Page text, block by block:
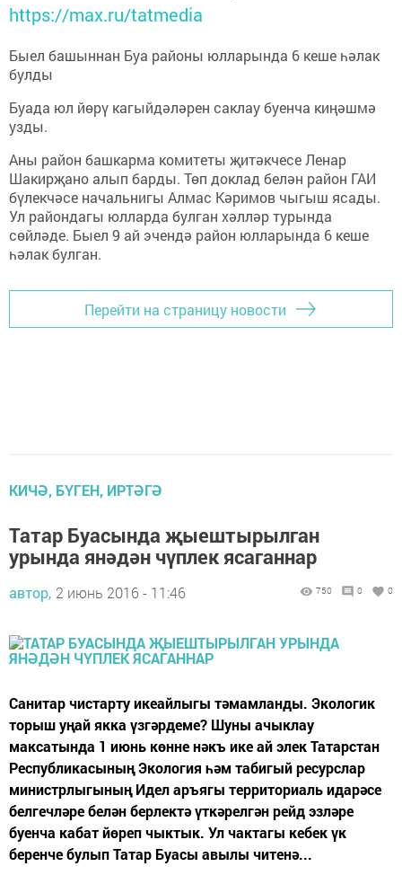
https://max.ru/tatmedia
Быел башыннан Буа районы юлларында 6 кеше һәлак
булды
Буада юл йөрү кагыйдәләрен саклау буенча киңәшмә
узды.
Аны район башкарма комитеты җитәкчесе Ленар
Шакирҗано алып барды. Төп доклад белән район ГАИ
бүлекчәсе начальнигы Алмас Кәримов чыгыш ясады.
Ул райондагы юлларда булган хәлләр турында
сөйләде. Быел 9 ай эчендә район юлларында 6 кеше
һәлак булган.
Перейти на страницу новости
КИЧӘ, БҮГЕН, ИРТӘГӘ
Татар Буасында җыештырылган
урында янәдән чүплек ясаганнар
автор, 2 июнь 2016 - 11:46 750 0 0
Санитар чистарту икеайлыгы тәмамланды. Экологик
торыш уңай якка үзгәрдеме? Шуны ачыклау
максатында 1 июнь көнне нәкъ ике ай элек Татарстан
Республикасының Экология һәм табигый ресурслар
министрлыгының Идел аръягы территориаль идарәсе
белгечләре белән берлектә үткәрелгән рейд эзләре
буенча кабат йөреп чыктык. Ул чактагы кебек үк
беренче булып Татар Буасы авылы читенә...